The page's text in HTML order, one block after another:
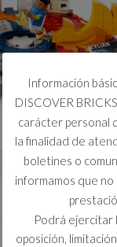
Información
DISCOVER
carácter personal
la finalidad de
boletines o
informamos que
Podrá ejercitar
oposición,